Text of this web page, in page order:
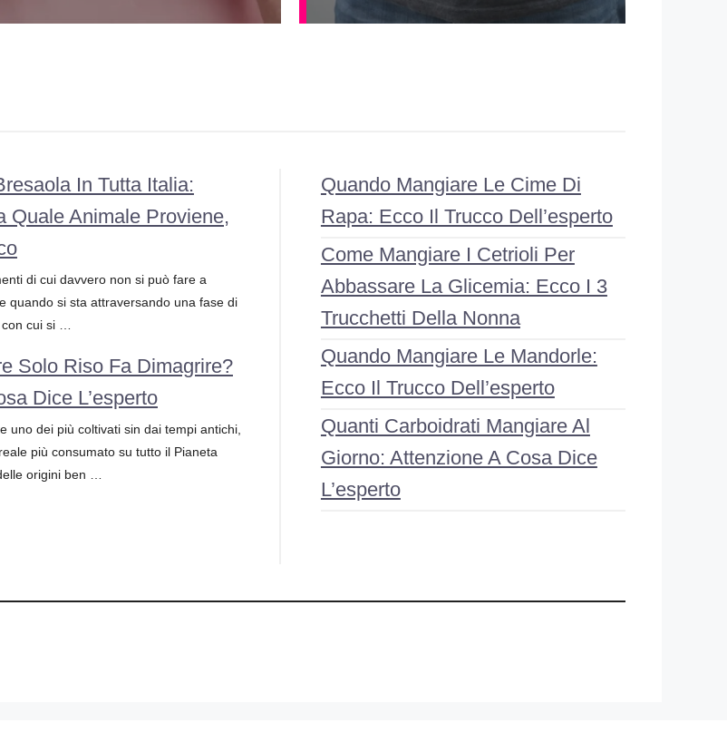
In Tutta Italia:
Quale Animale Proviene,
di cui davvero non si può fare a
quando si sta attraversando una fase di
cui si …
Solo Riso Fa Dimagrire?
Dice L’esperto
uno dei più coltivati sin dai tempi antichi,
più consumato su tutto il Pianeta
origini ben …
Quando Mangiare Le Cime Di
Rapa: Ecco Il Trucco Dell’esperto
Come Mangiare I Cetrioli Per
Abbassare La Glicemia: Ecco I 3
Trucchetti Della Nonna
Quando Mangiare Le Mandorle:
Ecco Il Trucco Dell’esperto
Quanti Carboidrati Mangiare Al
Giorno: Attenzione A Cosa Dice
L’esperto